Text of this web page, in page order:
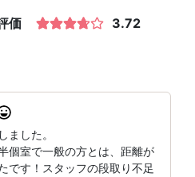
価 3.72
ました。
個室で一般の方とは、距離が
です！スタッフの段取り不足